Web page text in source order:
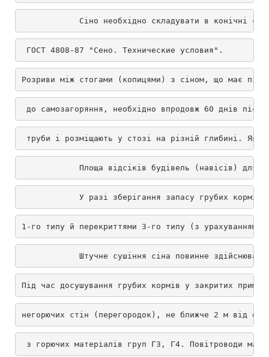
Сіно необхідно складувати в конічні стоги
ГОСТ 4808-87 "Сено. Технические условия".
Розриви між стогами (копицями) з сіном, що має
до самозагоряння, необхідно впродовж 60 днів
труби і розміщають у стозі на різній глибині.
Площа відсіків будівель (навісів) для
У разі зберігання запасу грубих кормів у
1-го типу й перекриттями 3-го типу (з урахуванням
Штучне сушіння сіна повинне здійснюватися
Під час досушування грубих кормів у закритих
негорючих стін (перегородок), не ближче 2 м від
з горючих матеріалів груп Г3, Г4. Повітроводи